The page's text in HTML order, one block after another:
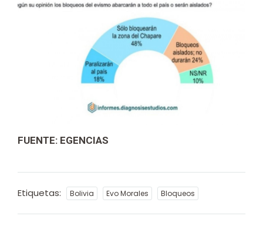
FUENTE: EGENCIAS
Etiquetas: Bolivia Evo Morales Bloqueos